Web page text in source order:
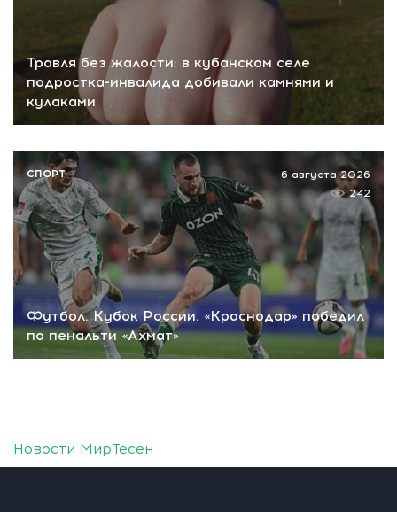
Травля без жалости: в кубанском селе
подростка-инвалида добивали камнями и
кулаками
Футбол. Кубок России. «Краснодар» победил
по пенальти «Ахмат»
6 августа 2026
242
СПОРТ
Новости МирТесен